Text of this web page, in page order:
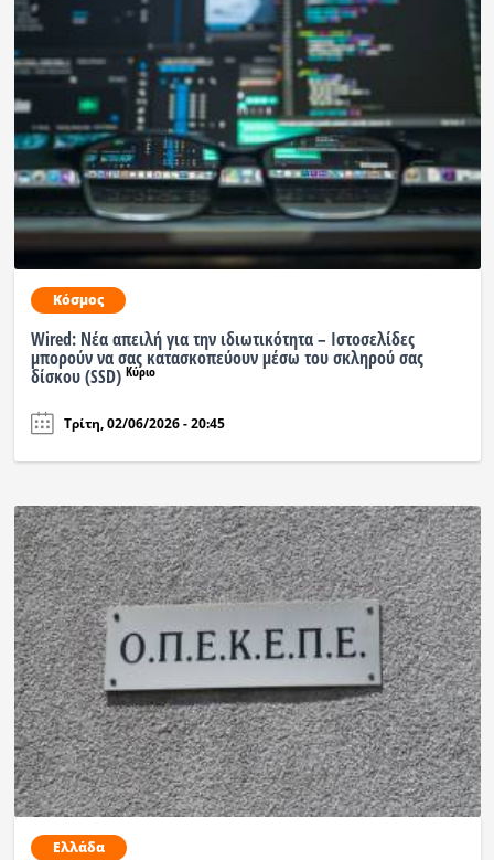
Κόσμος
Wired: Νέα απειλή για την ιδιωτικότητα – Ιστοσελίδες
μπορούν να σας κατασκοπεύουν μέσω του σκληρού σας
δίσκου (SSD) Κύριο
Τρίτη, 02/06/2026 - 20:45
Ελλάδα